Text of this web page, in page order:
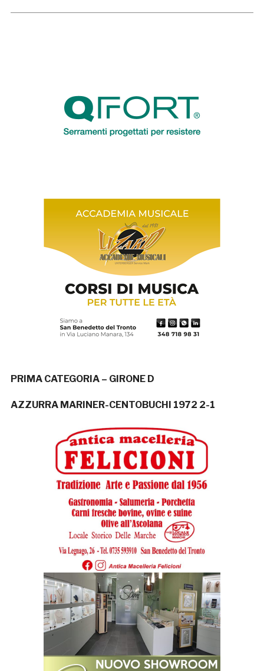
PRIMA CATEGORIA – GIRONE D
AZZURRA MARINER-CENTOBUCHI 1972 2-1